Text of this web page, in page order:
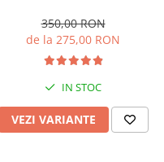
350,00 RON
de la 275,00 RON
IN STOC
VEZI VARIANTE